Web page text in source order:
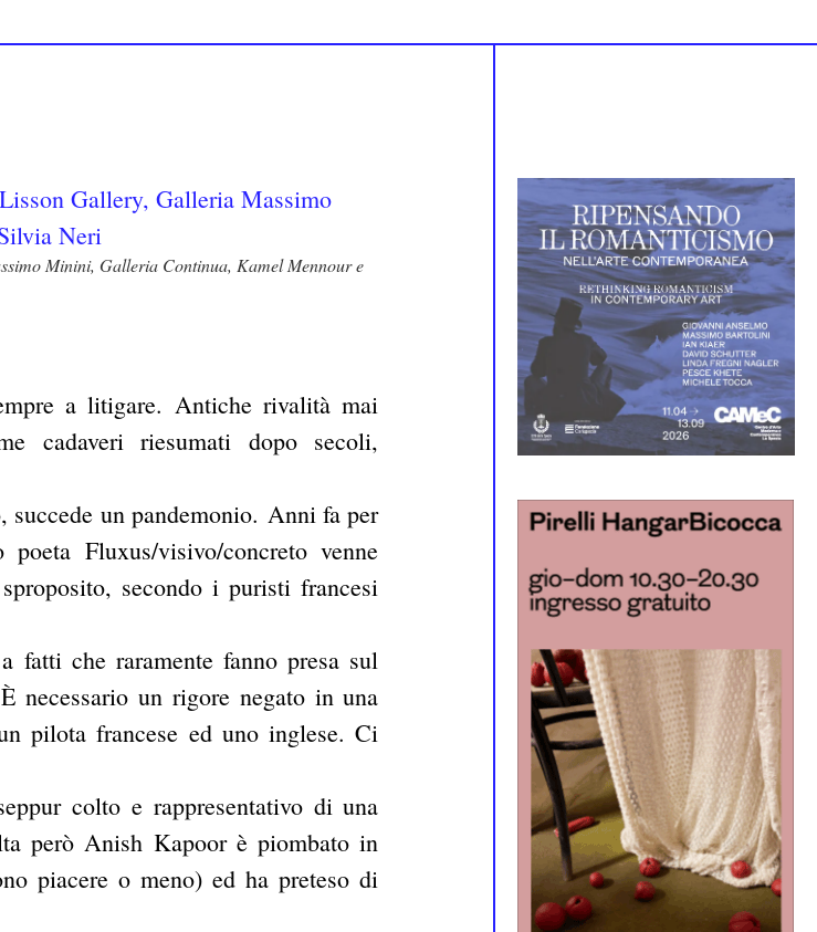
Minini, Galleria Continua, Kamel Mennour e
a litigare. Antiche rivalità mai
cadaveri riesumati dopo secoli,
un pandemonio. Anni fa per
Fluxus/visivo/concreto venne
secondo i puristi francesi
fatti che raramente fanno presa sul
necessario un rigore negato in una
pilota francese ed uno inglese. Ci
colto e rappresentativo di una
però Anish Kapoor è piombato in
piacere o meno) ed ha preteso di